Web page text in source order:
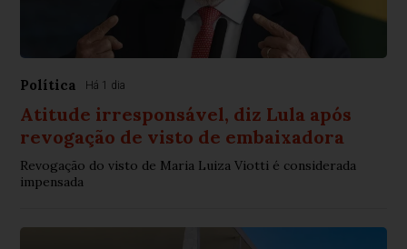
Política Há 1 dia
Atitude irresponsável, diz Lula após
revogação de visto de embaixadora
Revogação do visto de Maria Luiza Viotti é considerada
impensada